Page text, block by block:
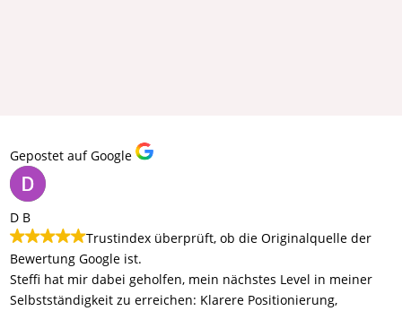
Gepostet auf Google
D B
Trustindex überprüft, ob die Originalquelle der
Bewertung Google ist.
Steffi hat mir dabei geholfen, mein nächstes Level in meiner
Selbstständigkeit zu erreichen: Klarere Positionierung,